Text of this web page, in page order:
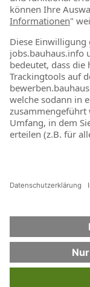
Für
Stellenmarkt
Alle offenen
Noch mehr
Online-Shop
Impressum